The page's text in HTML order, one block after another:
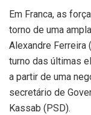
Em Franca, as
torno de uma
Alexandre Ferreira
turno das últimas
a partir de uma
secretário de
Kassab (PSD).